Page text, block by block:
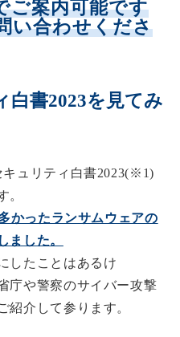
ご案内可能です
い合わせくださ
白書2023を見てみ
ュリティ白書2023(※1)
。
かったランサムウェアの
ました。
したことはあるけ
庁や警察のサイバー攻撃
紹介して参ります。